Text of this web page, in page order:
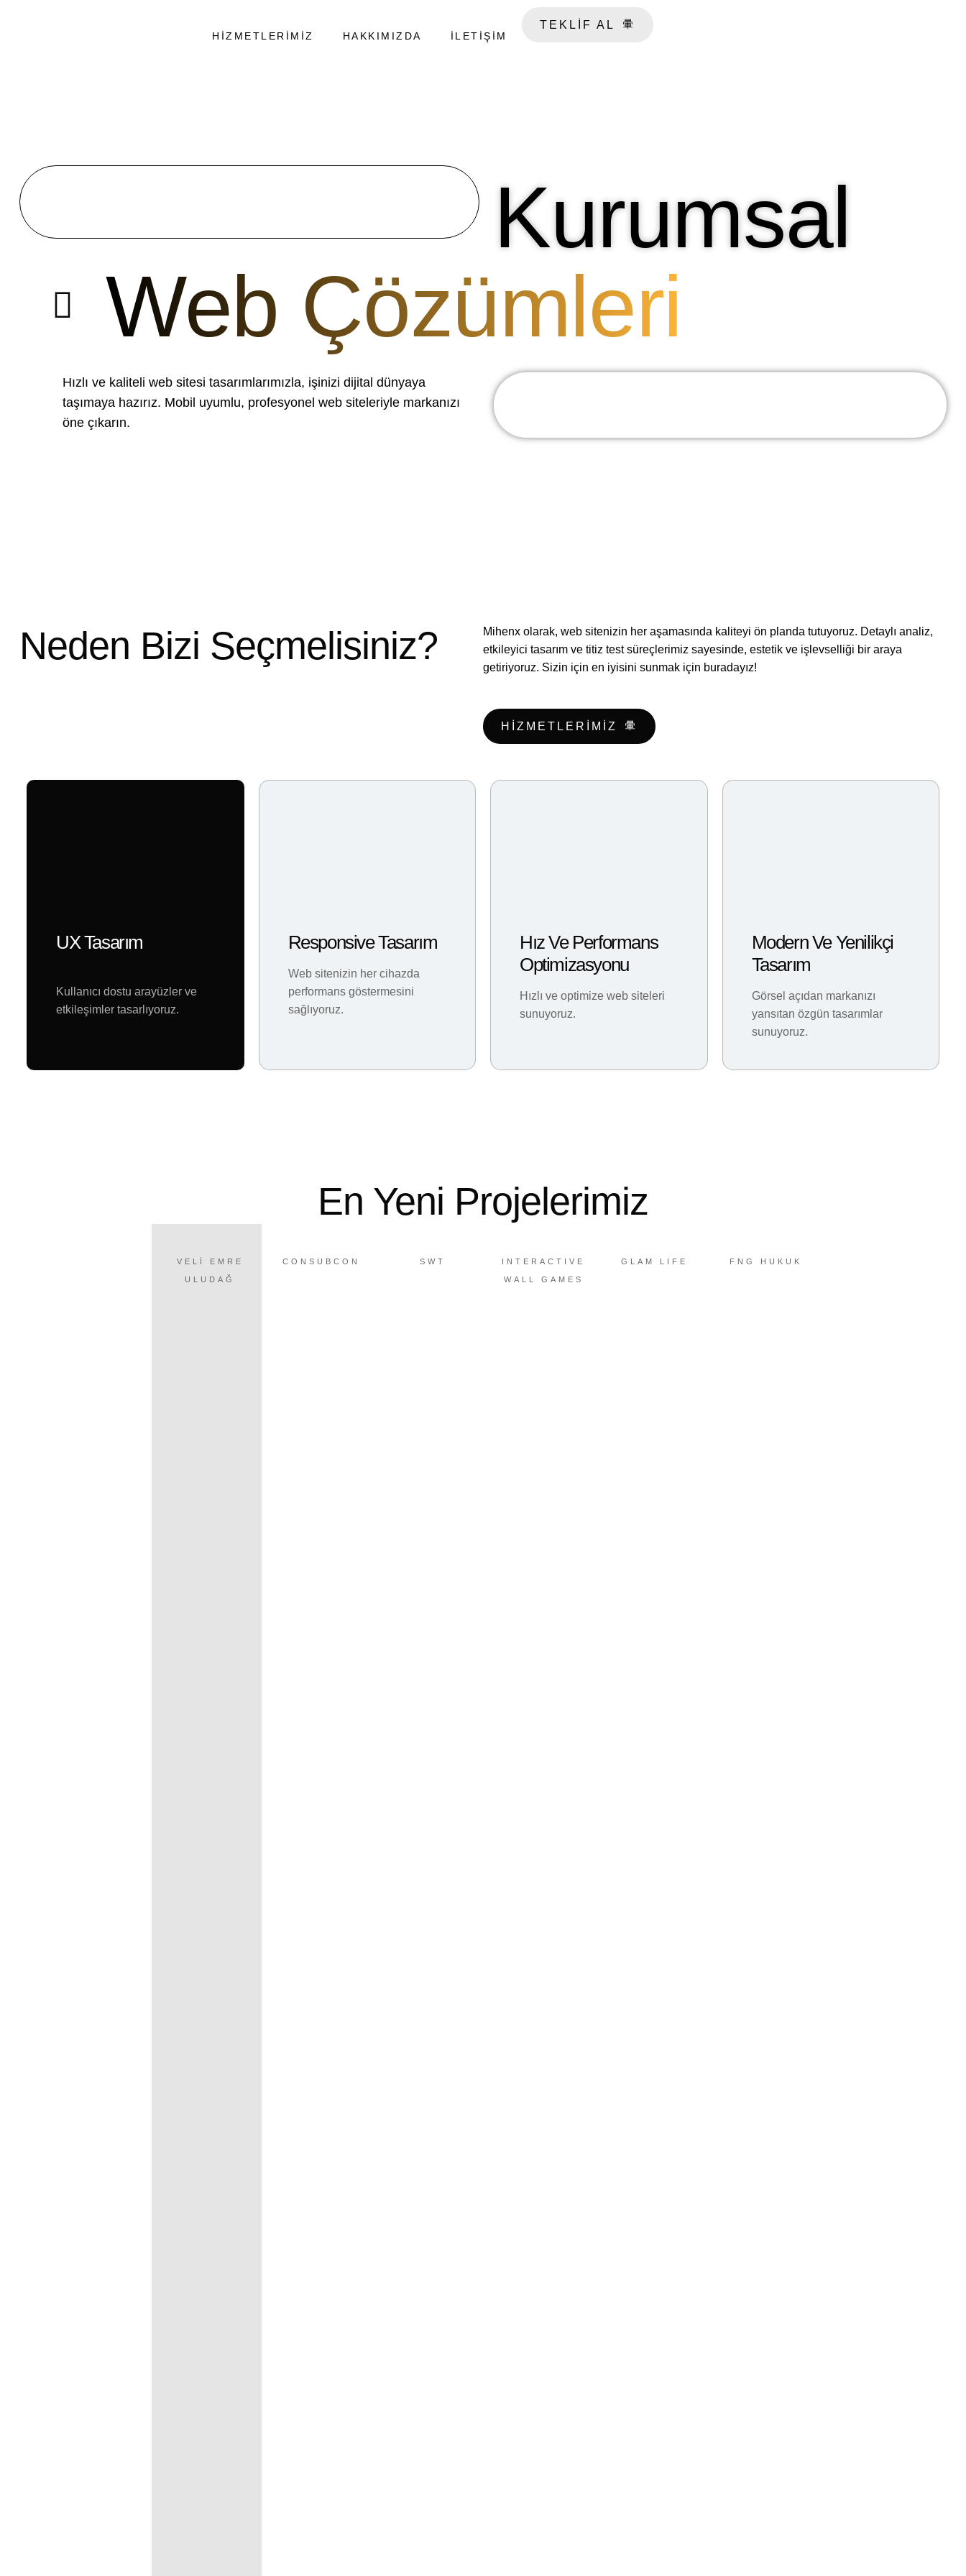
HIZMETLERIMIZ HAKKIMIZDA İLETIŞIM
TEKLİF AL
Kurumsal
Web Çözümleri
Hızlı ve kaliteli web sitesi tasarımlarımızla, işinizi dijital dünyaya
taşımaya hazırız. Mobil uyumlu, profesyonel web siteleriyle markanızı
öne çıkarın.
Neden Bizi Seçmelisiniz? Mihenx olarak, web sitenizin her aşamasında kaliteyi ön planda tutuyoruz. Detaylı analiz,
etkileyici tasarım ve titiz test süreçlerimiz sayesinde, estetik ve işlevselliği bir araya
getiriyoruz. Sizin için en iyisini sunmak için buradayız!
HIZMETLERIMIZ
UX Tasarım
Kullanıcı dostu arayüzler ve
etkileşimler tasarlıyoruz.
Responsive Tasarım
Web sitenizin her cihazda
performans göstermesini
sağlıyoruz.
Hız Ve Performans
Optimizasyonu
Hızlı ve optimize web siteleri
sunuyoruz.
Modern Ve Yenilikçi
Tasarım
Görsel açıdan markanızı
yansıtan özgün tasarımlar
sunuyoruz.
En Yeni Projelerimiz
VELI EMRE
ULUDAĞ
CONSUBCON SWT INTERACTIVE
WALL GAMES
GLAM LIFE FNG HUKUK